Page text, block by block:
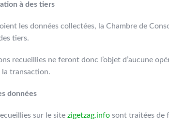
à des tiers
les données collectées, la Chambre de
tiers.
recueillies ne feront donc l’objet d’aucune
transaction.
données
sur le site zigetzag.info sont traitées de